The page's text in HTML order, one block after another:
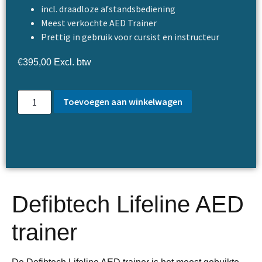
incl. draadloze afstandsbediening
Meest verkochte AED Trainer
Prettig in gebruik voor cursist en instructeur
€395,00 Excl. btw
Toevoegen aan winkelwagen
Defibtech Lifeline AED
trainer